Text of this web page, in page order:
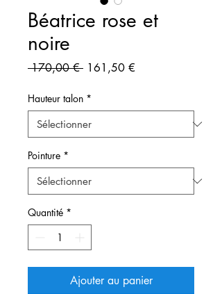
Béatrice rose et
noire
170,00 € Prix
161,50 €
Hauteur talon *
Pointure *
Quantité *
Ajouter au panier